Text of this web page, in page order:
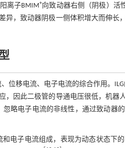
离子BMIM+向致动器右侧（阴极）活
异，致动器阴极一侧体积增大而伸长
位移电流、电子电流的综合作用。
，因此二极管的导通电压很低，机
忽略电子电流的非线性，通过致动器
和电子电流组成，表现为动态状态下